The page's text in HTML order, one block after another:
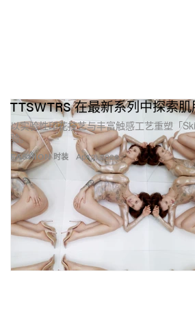
FASHION 时装
TTSWTRS 在最新系列中探索
以实验性印花技艺与丰富触感工艺重塑「
验。
Apr 2, 2026